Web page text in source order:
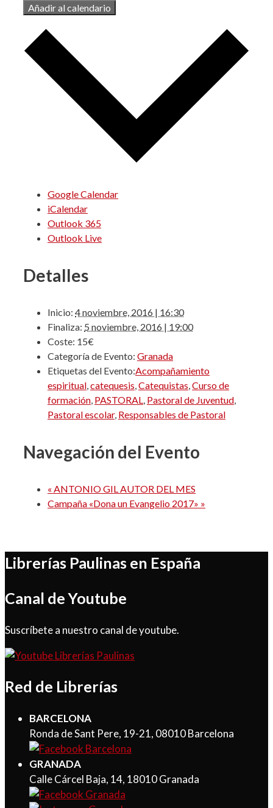
Añadir al calendario
Google Calendar
iCalendar
Outlook 365
Outlook Live
Detalles
Inicio: 4 noviembre, 2016 | 16:30
Finaliza: 5 noviembre, 2016 | 19:00
Coste: 15€
Categoría de Evento: Granada
Etiquetas del Evento:Acompañamiento
espiritual,catequesis,Catequistas,Curso de
formación, PASTORAL, Pastoral de Juventud,
Pastoral escolar, Responsables de Pastoral
Navegación del Evento
« ANTONIO GIL AUTOR DEL MES
Campaña «Dona un Evangelio 2017» »
Librerías Paulinas en España
Canal de Youtube
Suscríbete a nuestro canal de youtube.
Red de Librerías
BARCELONA
Ronda de Sant Pere, 19-21, 08010 Barcelona
GRANADA
Calle Cárcel Baja, 14, 18010 Granada